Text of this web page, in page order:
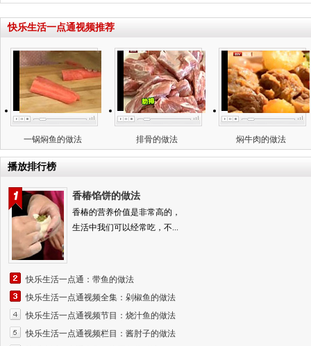
快乐生活一点通视频推荐
一锅焖鱼的做法 排骨的做法 焖牛肉的做法
播放排行榜
香椿馅饼的做法
香椿的营养价值是非常高的，
生活中我们可以经常吃，不...
快乐生活一点通：带鱼的做法
快乐生活一点通视频全集：剁椒鱼的做法
快乐生活一点通视频节目：烧汁鱼的做法
快乐生活一点通视频栏目：酱肘子的做法